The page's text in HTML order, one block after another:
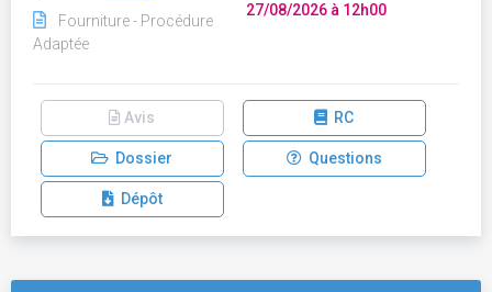
Fourniture - Procédure
Adaptée
27/08/2026 à 12h00
Avis RC
Dossier Questions
Dépôt